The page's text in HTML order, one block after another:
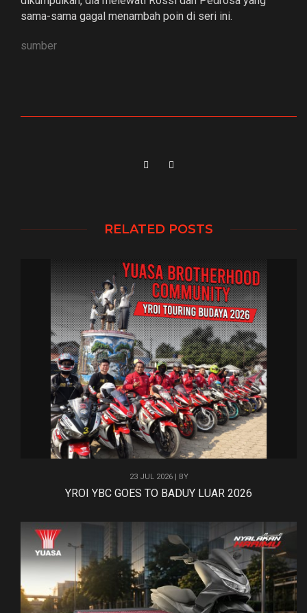
sama-sama gagal menambah poin di seri ini.
sumber
RELATED POSTS
23 JUL 2026 | BY
YROI YBC GOES TO BADUY LUAR 2026